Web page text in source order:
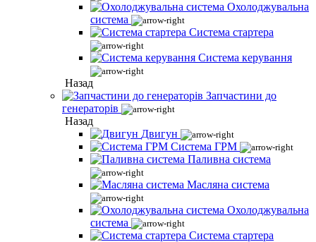
Охолоджувальна
система
Система стартера
Система керування
Назад
Запчастини до
генераторів
Назад
Двигун
Система ГРМ
Паливна система
Масляна система
Охолоджувальна
система
Система стартера